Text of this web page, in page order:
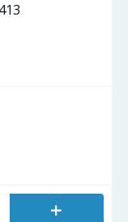
+